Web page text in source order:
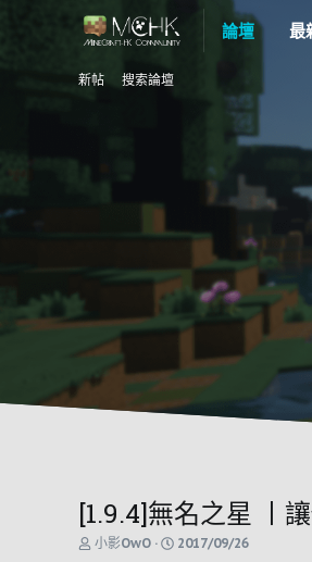
論壇 最
新帖 搜索論壇
[1.9.4]無名之星 丨
主
小影OwO
開
2017/09/26